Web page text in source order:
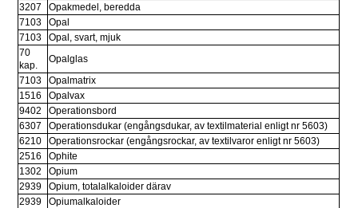
3207
Opakmedel, beredda
7103
Opal
7103
Opal, svart, mjuk
70
kap.
Opalglas
7103
Opalmatrix
1516
Opalvax
9402
Operationsbord
6307
Operationsdukar (engångsdukar, av textilmaterial enligt nr 5603)
6210
Operationsrockar (engångsrockar, av textilvaror enligt nr 5603)
2516
Ophite
1302
Opium
2939
Opium, totalalkaloider därav
2939
Opiumalkaloider